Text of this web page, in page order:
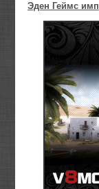
Эден Геймс